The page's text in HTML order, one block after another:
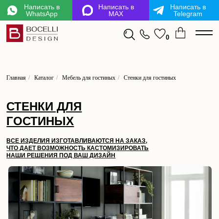
mL6-LZM-kx6-3Kc
Написать в
WhatsApp
Написать в
Telegram
Написать в
MAX
0
Главная / Каталог / Мебель для гостиных / Стенки для гостиных
СТЕНКИ ДЛЯ
ГОСТИНЫХ
ВСЕ ИЗДЕЛИЯ ИЗГОТАВЛИВАЮТСЯ НА ЗАКАЗ,
ЧТО ДАЕТ ВОЗМОЖНОСТЬ КАСТОМИЗИРОВАТЬ
НАШИ РЕШЕНИЯ ПОД ВАШ ДИЗАЙН
Х
наши каналы,
удобных для вас
Вдохновляйтесь лофт дизайном
и открывайте мир уникальной мебели,
которая преобразит ваш интерьер.
пропустить лучшие идеи и предложения
для вашего интерьера!
ПОДПИСЫВАЙТЕСЬ НА
КАНАЛ В TELEGRAM